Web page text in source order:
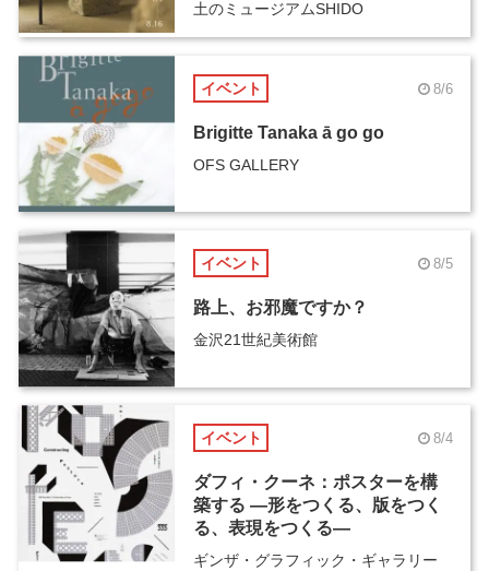
土のミュージアムSHIDO
イベント 8/6
Brigitte Tanaka ā go go
OFS GALLERY
イベント 8/5
路上、お邪魔ですか？
金沢21世紀美術館
イベント 8/4
ダフィ・クーネ：ポスターを構
築する ―形をつくる、版をつく
る、表現をつくる―
ギンザ・グラフィック・ギャラリー